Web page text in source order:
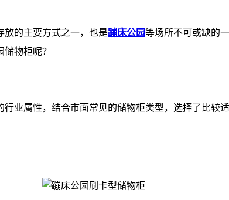
放的主要方式之一，也是蹦床公园等场所不可或缺的
物柜呢？
业属性，结合市面常见的储物柜类型，选择了比较